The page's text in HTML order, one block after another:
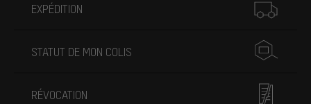
EXPÉDITION
STATUT DE MON COLIS
RÉVOCATION